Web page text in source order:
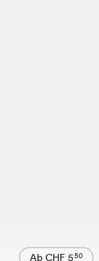
Ab CHF 550